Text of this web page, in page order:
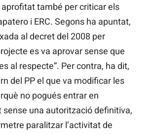
aprofitat també per criticar els
i ERC. Segons ha apuntat,
al decret del 2008 per
es va aprovar sense que
al respecte”. Per contra, ha dit,
del PP el que va modificar les
no pogués entrar en
una autorització definitiva,
paralitzar l’activitat de